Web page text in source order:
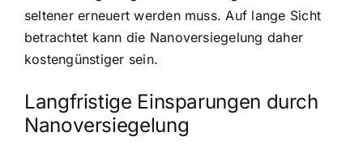
seltener erneuert werden muss. Auf lange Sicht
betrachtet kann die Nanoversiegelung daher
kostengünstiger sein.
Langfristige Einsparungen durch
Nanoversiegelung